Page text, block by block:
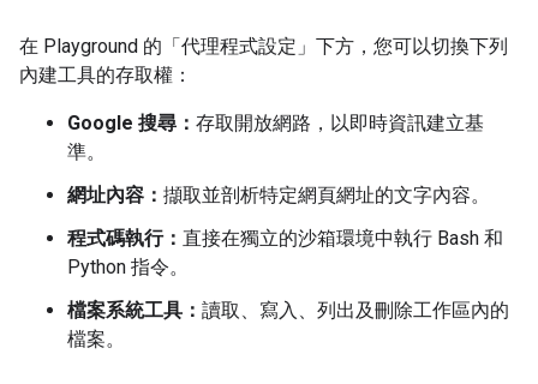
在 Playground 的「代理程式設定」下方，您可以切換下列
內建工具的存取權：
Google 搜尋： 存取開放網路，以即時資訊建立基
準。
網址內容： 擷取並剖析特定網頁網址的文字內容。
程式碼執行： 直接在獨立的沙箱環境中執行 Bash 和
Python 指令。
檔案系統工具： 讀取、寫入、列出及刪除工作區內的
檔案。